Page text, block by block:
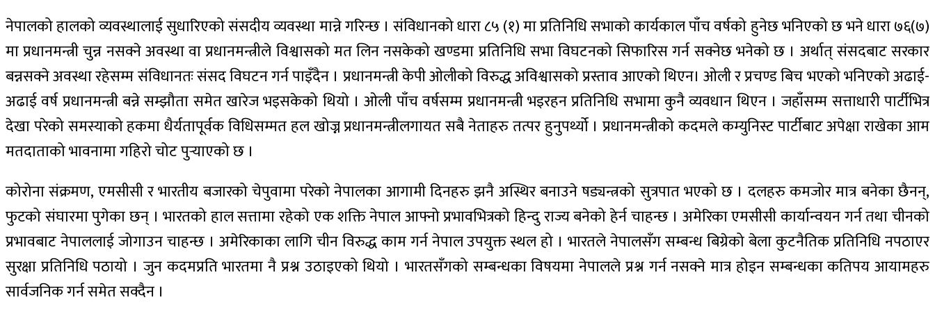
नेपालको हालको व्यवस्थालाई सुधारिएको संसदीय व्यवस्था मान्ने गरिन्छ । संविधानको धारा ८५ (१) मा प्रतिनिधि सभाको कार्यकाल पाँच वर्षको हुनेछ भनिएको छ भने धारा ७६(७)
मा प्रधानमन्त्री चुन्न नसक्ने अवस्था वा प्रधानमन्त्रीले विश्वासको मत लिन नसकेको खण्डमा प्रतिनिधि सभा विघटनको सिफारिस गर्न सक्नेछ भनेको छ । अर्थात्‌ संसदबाट सरकार
बन्नसक्ने अवस्था रहेसम्म संविधानतः संसद विघटन गर्न पाइँदैन । प्रधानमन्त्री केपी ओलीको विरुद्ध अविश्वासको प्रस्ताव आएको थिएन। ओली र प्रचण्ड बिच भएको भनिएको अढाई-
अढाई वर्ष प्रधानमन्त्री बन्ने सम्झौता समेत खारेज भइसकेको थियो । ओली पाँच वर्षसम्म प्रधानमन्त्री भइरहन प्रतिनिधि सभामा कुनै व्यवधान थिएन । जहाँसम्म सत्ताधारी पार्टीभित्र
देखा परेको समस्याको हकमा धैर्यतापूर्वक विधिसम्मत हल खोज्न प्रधानमन्त्रीलगायत सबै नेताहरु तत्पर हुनुपर्थ्यो । प्रधानमन्त्रीको कदमले कम्युनिस्ट पार्टीबाट अपेक्षा राखेका आम
मतदाताको भावनामा गहिरो चोट पुर्‍याएको छ ।
कोरोना संक्रमण, एमसीसी र भारतीय बजारको चेपुवामा परेको नेपालका आगामी दिनहरु झनै अस्थिर बनाउने षड्यन्त्रको सुत्रपात भएको छ । दलहरु कमजोर मात्र बनेका छैनन्,
फुटको संघारमा पुगेका छन् । भारतको हाल सत्तामा रहेको एक शक्ति नेपाल आफ्नो प्रभावभित्रको हिन्दु राज्य बनेको हेर्न चाहन्छ । अमेरिका एमसीसी कार्यान्वयन गर्न तथा चीनको
प्रभावबाट नेपाललाई जोगाउन चाहन्छ । अमेरिकाका लागि चीन विरुद्ध काम गर्न नेपाल उपयुक्त स्थल हो । भारतले नेपालसँग सम्बन्ध बिग्रेको बेला कुटनैतिक प्रतिनिधि नपठाएर
सुरक्षा प्रतिनिधि पठायो । जुन कदमप्रति भारतमा नै प्रश्न उठाइएको थियो । भारतसँगको सम्बन्धका विषयमा नेपालले प्रश्न गर्न नसक्ने मात्र होइन सम्बन्धका कतिपय आयामहरु
सार्वजनिक गर्न समेत सक्दैन ।